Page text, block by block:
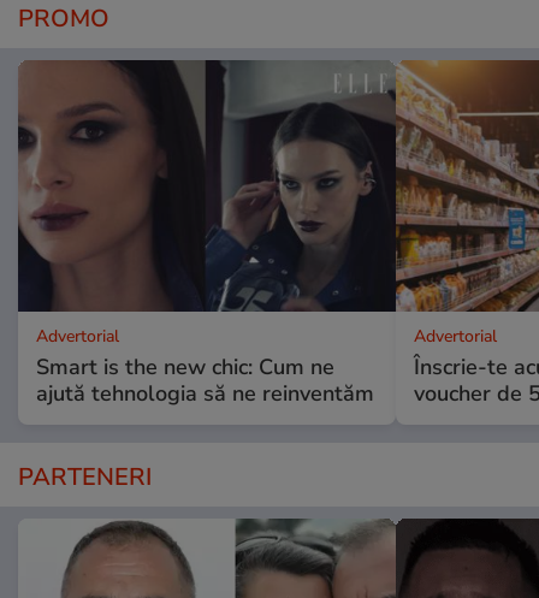
PROMO
Advertorial
Smart is the new chic: Cum ne
ajută tehnologia să ne reinventăm
Advertorial
Înscrie-te
voucher de
PARTENERI